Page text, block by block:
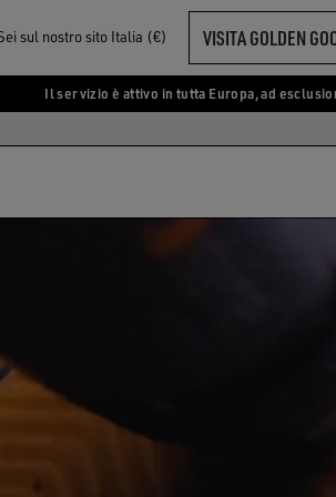
sul nostro sito Italia (€) VISITA GOLDEN
Il servizio è attivo in tutta Europa, ad